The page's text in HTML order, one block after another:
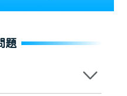
題
各分院匯聚來自香港、內地的